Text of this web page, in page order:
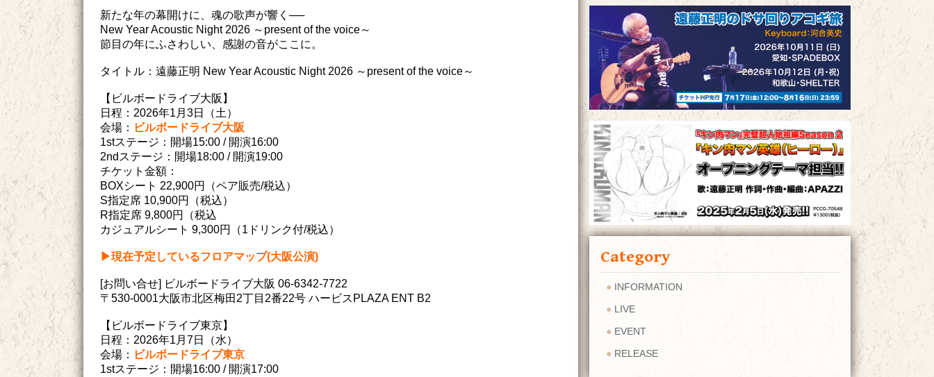
新たな年の幕開けに、魂の歌声が響く──
New Year Acoustic Night 2026 ～present of the voice～
節目の年にふさわしい、感謝の音がここに。
タイトル：遠藤正明 New Year Acoustic Night 2026 ～present of the voice～
【ビルボードライブ大阪】
日程：2026年1月3日（土）
会場： ビルボードライブ大阪
1stステージ：開場15:00 / 開演16:00
2ndステージ：開場18:00 / 開演19:00
チケット金額：
BOXシート 22,900円（ペア販売/税込）
S指定席 10,900円（税込）
R指定席 9,800円（税込
カジュアルシート 9,300円（1ドリンク付/税込）
▶︎現在予定しているフロアマップ(大阪公演)
[お問い合せ] ビルボードライブ大阪 06-6342-7722
〒530-0001大阪市北区梅田2丁目2番22号 ハービスPLAZA ENT B2
【ビルボードライブ東京】
日程：2026年1月7日（水）
会場： ビルボードライブ東京
1stステージ：開場16:00 / 開演17:00
Category
INFORMATION
LIVE
EVENT
RELEASE